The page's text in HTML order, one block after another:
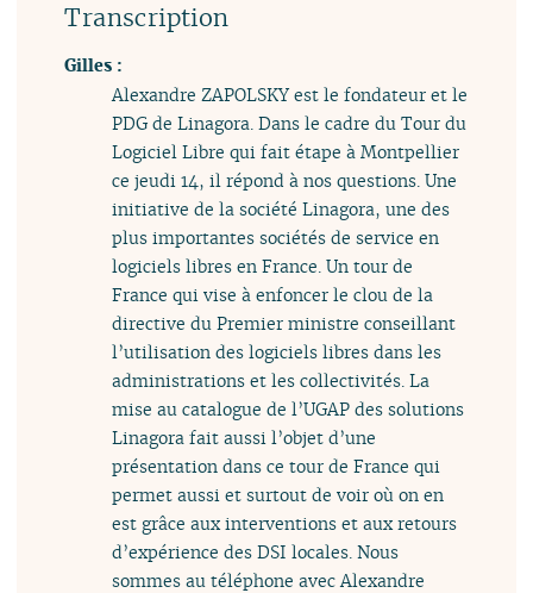
Transcription
Gilles :
Alexandre ZAPOLSKY est le fondateur et le
PDG de Linagora. Dans le cadre du Tour du
Logiciel Libre qui fait étape à Montpellier
ce jeudi 14, il répond à nos questions. Une
initiative de la société Linagora, une des
plus importantes sociétés de service en
logiciels libres en France. Un tour de
France qui vise à enfoncer le clou de la
directive du Premier ministre conseillant
l’utilisation des logiciels libres dans les
administrations et les collectivités. La
mise au catalogue de l’UGAP des solutions
Linagora fait aussi l’objet d’une
présentation dans ce tour de France qui
permet aussi et surtout de voir où on en
est grâce aux interventions et aux retours
d’expérience des DSI locales. Nous
sommes au téléphone avec Alexandre